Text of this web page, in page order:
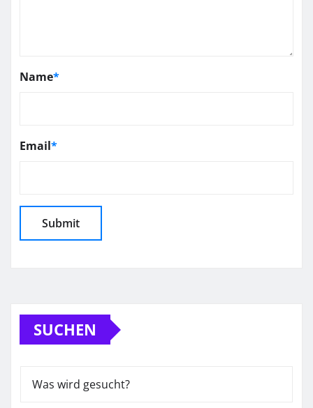
Name*
Email*
SUCHEN